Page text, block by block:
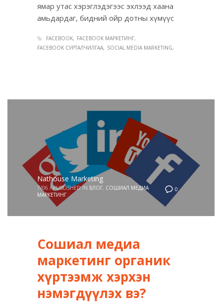
ямар утас хэрэглэдэгээс эхлээд хаана
амьдардаг, бидний ойр дотны хүмүүс
FACEBOOK
FACEBOOK МАРКЕТИНГ
FACEBOOK СУРТАЛЧИЛГАА
SOCIAL MEDIA MARKETING
0
Nathouse Marketing
7/06 / PUBLISHED IN БЛОГ, СОШИАЛ МЕДИА
МАРКЕТИНГ
Сошиал медиа
маркетинг органик
хүртээмж хэрхэн
нэмэгдүүлэх вэ?